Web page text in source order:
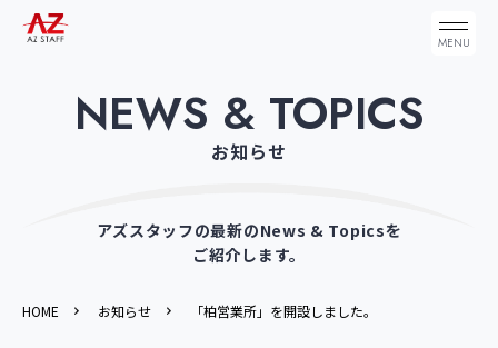
NEWS & TOPICS
お知らせ
アズスタッフの最新のNews & Topicsを
ご紹介します。
HOME お知らせ 「柏営業所」を開設しました。